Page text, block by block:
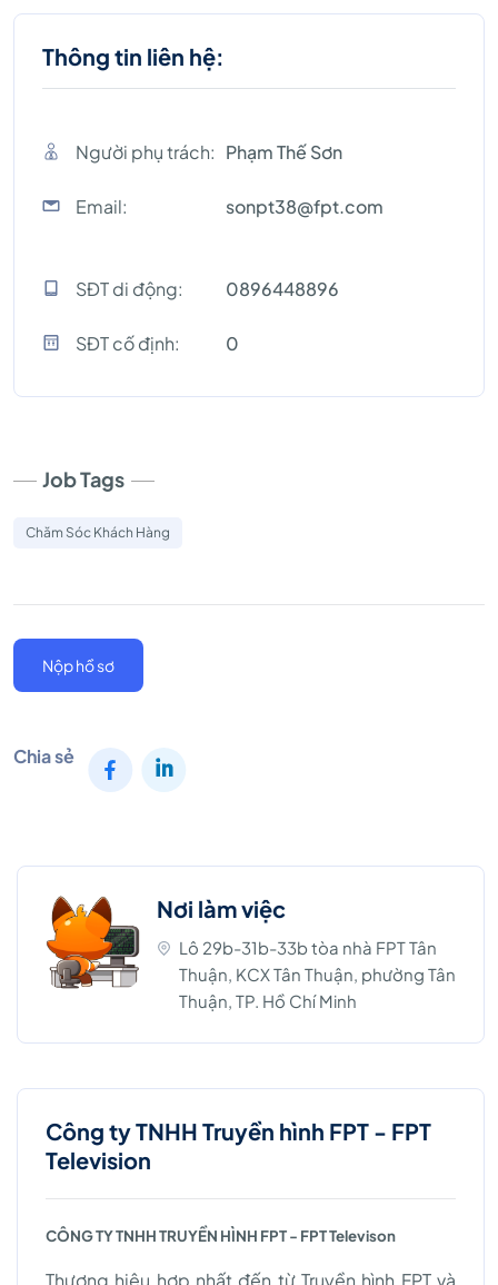
Thông tin liên hệ:
Người phụ trách: Phạm Thế Sơn
Email: sonpt38@fpt.com
SĐT di động: 0896448896
SĐT cố định: 0
Job Tags
Chăm Sóc Khách Hàng
Nộp hồ sơ
Chia sẻ
Nơi làm việc
Lô 29b-31b-33b tòa nhà FPT Tân
Thuận, KCX Tân Thuận, phường Tân
Thuận, TP. Hồ Chí Minh
Công ty TNHH Truyền hình FPT - FPT
Television
CÔNG TY TNHH TRUYỀN HÌNH FPT - FPT Televison
Thương hiệu hợp nhất đến từ Truyền hình FPT và